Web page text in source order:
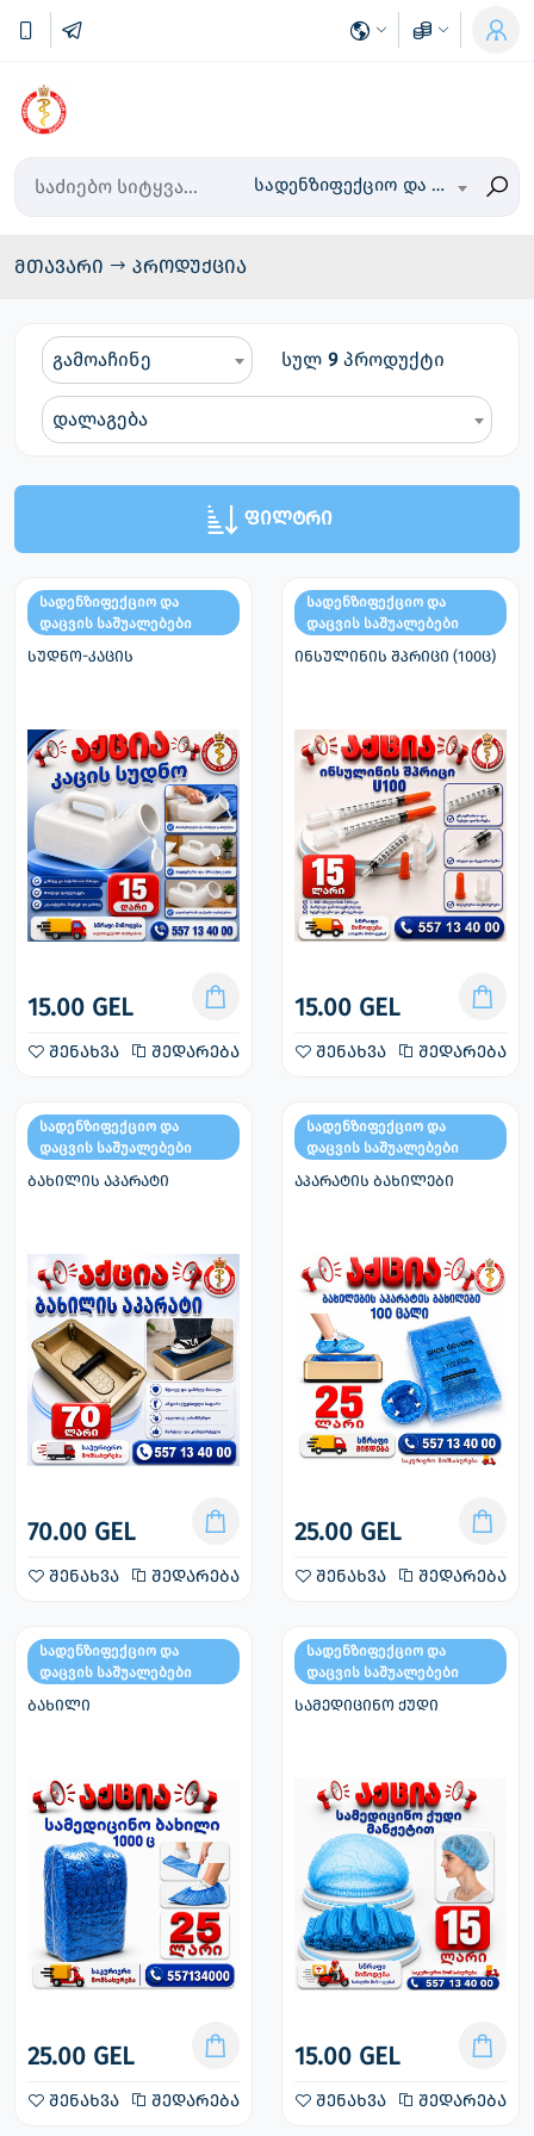
სადენზიფექციო და დაცვის საშუალებები
მთავარი პროდუქცია
გამოაჩინე სულ 9 პროდუქტი
დალაგება
ფილტრი
სადენზიფექციო და
დაცვის საშუალებები
სუდნო-კაცის
15.00 GEL
შენახვა შედარება
სადენზიფექციო და
დაცვის საშუალებები
ინსულინის შპრიცი (100ც)
15.00 GEL
შენახვა შედარება
სადენზიფექციო და
დაცვის საშუალებები
ბახილის აპარატი
70.00 GEL
შენახვა შედარება
სადენზიფექციო და
დაცვის საშუალებები
აპარატის ბახილები
25.00 GEL
შენახვა შედარება
სადენზიფექციო და
დაცვის საშუალებები
ბახილი
25.00 GEL
შენახვა შედარება
სადენზიფექციო და
დაცვის საშუალებები
სამედიცინო ქუდი
15.00 GEL
შენახვა შედარება